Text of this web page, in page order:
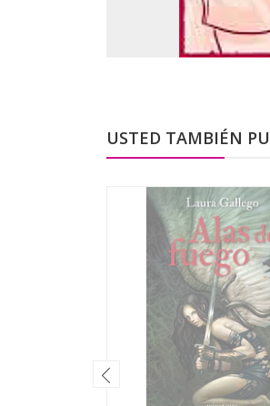
USTED TAMBIÉN